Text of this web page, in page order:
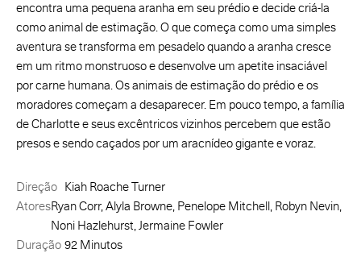
encontra uma pequena aranha em seu prédio e decide criá-la
como animal de estimação. O que começa como uma simples
aventura se transforma em pesadelo quando a aranha cresce
em um ritmo monstruoso e desenvolve um apetite insaciável
por carne humana. Os animais de estimação do prédio e os
moradores começam a desaparecer. Em pouco tempo, a família
de Charlotte e seus excêntricos vizinhos percebem que estão
presos e sendo caçados por um aracnídeo gigante e voraz.
Direção Kiah Roache Turner
AtoresRyan Corr, Alyla Browne, Penelope Mitchell, Robyn Nevin,
Noni Hazlehurst, Jermaine Fowler
Duração 92 Minutos